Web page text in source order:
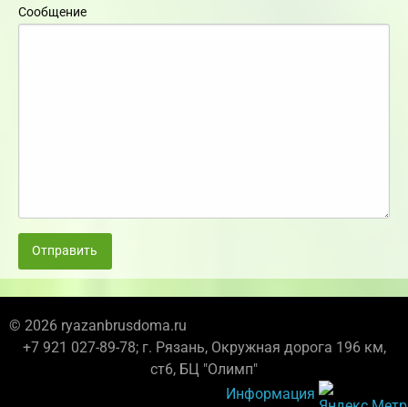
Сообщение
Отправить
© 2026 ryazanbrusdoma.ru
+7 921 027-89-78; г. Рязань, Окружная дорога 196 км,
ст6, БЦ "Олимп"
Информация